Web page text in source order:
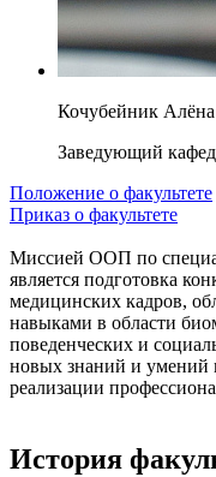
Кочубейник Алёна
Заведующий
Положение о факультете
Приказ о факультете
Миссией ООП по
является подготовка
медицинских кадров,
навыками в области
поведенческих и
новых знаний и умений
реализации
История